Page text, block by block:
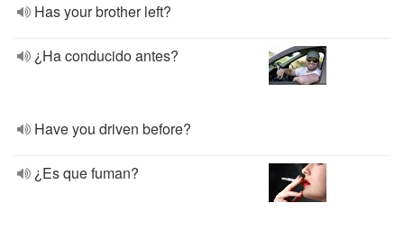
Has your brother left?
¿Ha conducido antes?
Have you driven before?
¿Es que fuman?